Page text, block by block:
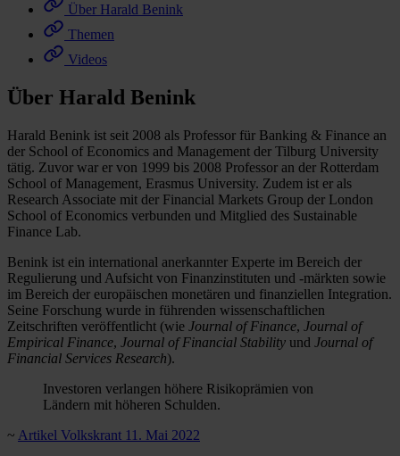
Über Harald Benink
Themen
Videos
Über Harald Benink
Harald Benink ist seit 2008 als Professor für Banking & Finance an
der School of Economics and Management der Tilburg University
tätig. Zuvor war er von 1999 bis 2008 Professor an der Rotterdam
School of Management, Erasmus University. Zudem ist er als
Research Associate mit der Financial Markets Group der London
School of Economics verbunden und Mitglied des Sustainable
Finance Lab.
Benink ist ein international anerkannter Experte im Bereich der
Regulierung und Aufsicht von Finanzinstituten und -märkten sowie
im Bereich der europäischen monetären und finanziellen Integration.
Seine Forschung wurde in führenden wissenschaftlichen
Zeitschriften veröffentlicht (wie Journal of Finance, Journal of
Empirical Finance, Journal of Financial Stability und Journal of
Financial Services Research).
Investoren verlangen höhere Risikoprämien von
Ländern mit höheren Schulden.
~ Artikel Volkskrant 11. Mai 2022